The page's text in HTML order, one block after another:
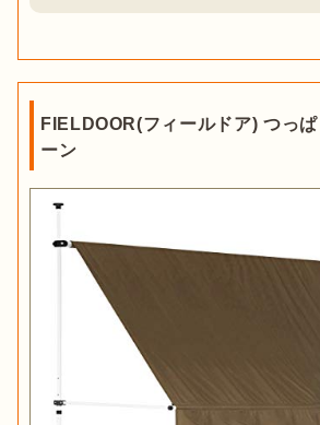
FIELDOOR(フィールドア) つっ
ーン